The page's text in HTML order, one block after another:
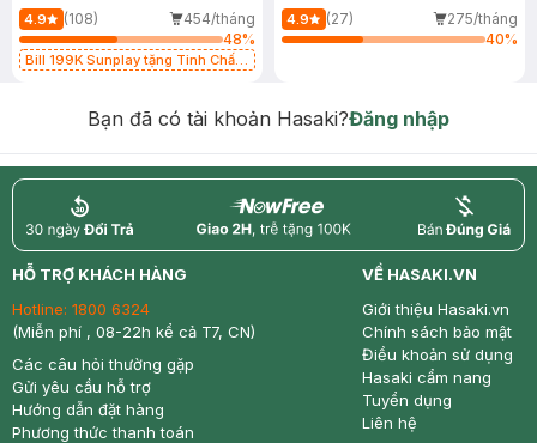
4.9 (108)
454/tháng
48%
Bill 199K Sunplay tặng Tinh Chất
4.9 (27)
275/tháng
40%
Bạn đã có tài khoản Hasaki?Đăng nhập
return nowfree price
HỖ TRỢ KHÁCH HÀNG
Hotline: 1800 6324
(Miễn phí , 08-22h kể cả T7, CN)
Các câu hỏi thường gặp
Gửi yêu cầu hỗ trợ
Hướng dẫn đặt hàng
Phương thức thanh toán
VỀ HASAKI.VN
Giới thiệu Hasaki.vn
Chính sách bảo mật
Điều khoản sử dụng
Hasaki cẩm nang
Tuyển dụng
Liên hệ